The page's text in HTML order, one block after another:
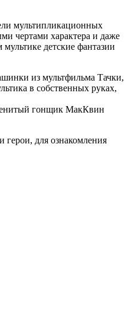
мультипликационных
чертами характера и даже
детские фантазии
из мультфильма Тачки,
в собственных руках,
гонщик МакКвин
герои, для ознакомления